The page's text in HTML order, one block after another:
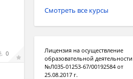
0
Смотреть все курсы
Лицензия на осуществление
образовательной деятельности
№Л035-01253-67/00192584 от
25.08.2017 г.